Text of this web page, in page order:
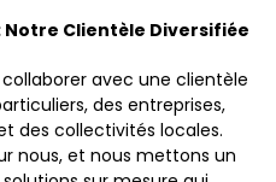
Clientèle Diversifiée
avec une clientèle
des entreprises,
des collectivités locales.
nous, et nous mettons un